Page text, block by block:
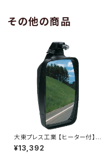
その他の商品
大東プレス工業 【ヒーター付】ハ
イウェイミラー ヒーター付 100
¥13,392